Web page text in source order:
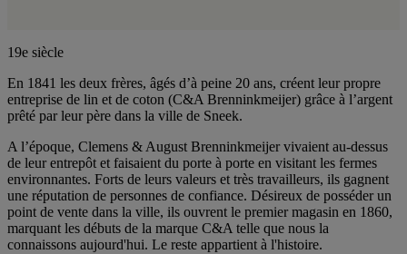
19e siècle
En 1841 les deux frères, âgés d’à peine 20 ans, créent leur propre
entreprise de lin et de coton (C&A Brenninkmeijer) grâce à l’argent
prêté par leur père dans la ville de Sneek.
A l’époque, Clemens & August Brenninkmeijer vivaient au-dessus
de leur entrepôt et faisaient du porte à porte en visitant les fermes
environnantes. Forts de leurs valeurs et très travailleurs, ils gagnent
une réputation de personnes de confiance. Désireux de posséder un
point de vente dans la ville, ils ouvrent le premier magasin en 1860,
marquant les débuts de la marque C&A telle que nous la
connaissons aujourd'hui. Le reste appartient à l'histoire.